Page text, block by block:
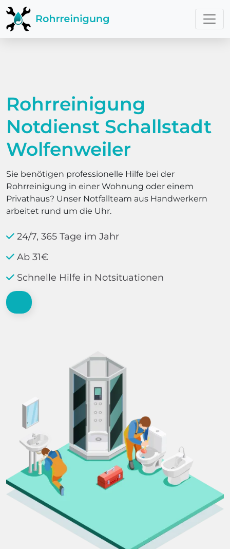
Rohrreinigung
Notdienst Schallstadt
Wolfenweiler
Sie benötigen professionelle Hilfe bei der
Rohrreinigung in einer Wohnung oder einem
Privathaus? Unser Notfallteam aus Handwerkern
arbeitet rund um die Uhr.
24/7, 365 Tage im Jahr
Ab 31€
Schnelle Hilfe in Notsituationen